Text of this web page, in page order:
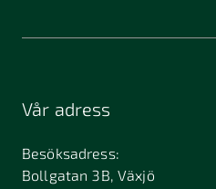
Vår adress
Besöksadress:
Bollgatan 3B, Växjö